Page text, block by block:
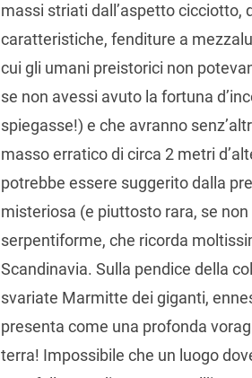
massi striati dall’aspetto cicciotto,
caratteristiche, fenditure a
cui gli umani preistorici non
se non avessi avuto la fortuna
spiegasse!) e che avranno
masso erratico di circa 2 metri
potrebbe essere suggerito dalla
misteriosa (e piuttosto rara, se
serpentiforme, che ricorda
Scandinavia. Sulla pendice della
svariate Marmitte dei giganti,
presenta come una profonda
terra! Impossibile che un luogo